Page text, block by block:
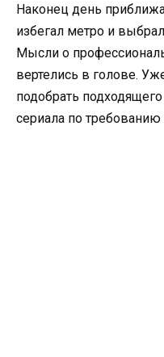
Наконец день
избегал метро и
Мысли о
вертелись в голове.
подобрать
сериала по